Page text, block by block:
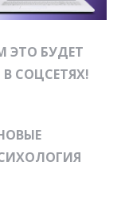
ЭТО БУДЕТ
СОЦСЕТЯХ!